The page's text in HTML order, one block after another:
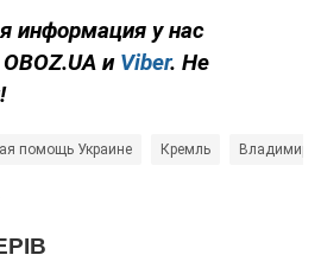
информация у нас
OBOZ.UA и Viber. Не
помощь Украине Кремль Владимир